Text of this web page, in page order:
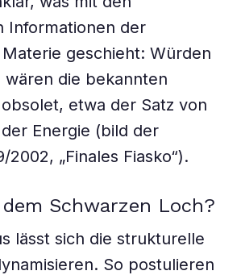
Informationen der
geschieht: Würden
die bekannten
etwa der Satz von
Energie (bild der
2002, „Finales Fiasko“).
Schwarzen Loch?
lässt sich die strukturelle
So postulieren